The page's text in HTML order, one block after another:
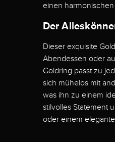
einen
Der
Dieser exquisite
Abendessen oder
Goldring passt zu
sich mühelos mit
was ihn zu einem
stilvolles Statement
oder einem